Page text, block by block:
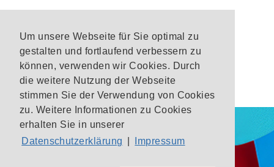
Um unsere Webseite für Sie optimal zu
gestalten und fortlaufend verbessern zu
können, verwenden wir Cookies. Durch
die weitere Nutzung der Webseite
stimmen Sie der Verwendung von Cookies
zu. Weitere Informationen zu Cookies
erhalten Sie in unserer
Datenschutzerklärung
Impressum